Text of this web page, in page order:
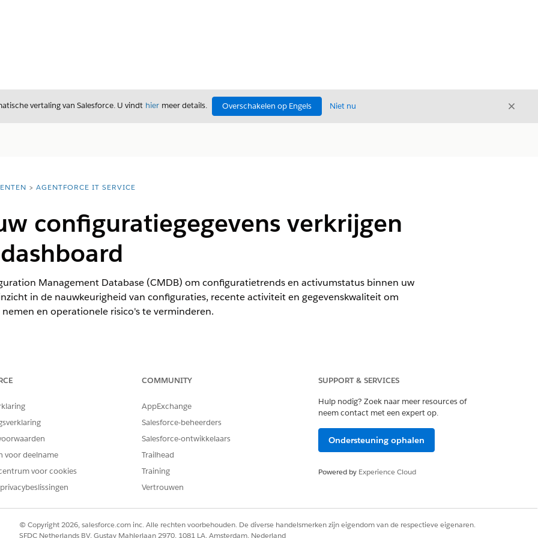
vertaling van Salesforce. U vindt hier meer details. Overschakelen op Engels Niet nu Sluiten
AGENTFORCE IT SERVICE
configuratiegegevens verkrijgen
Management Database (CMDB) om configuratietrends en activumstatus binnen uw
in de nauwkeurigheid van configuraties, recente activiteit en gegevenskwaliteit om
en operationele risico's te verminderen.
Edition met Agentforce IT Service waarvoor CMDB en Service Graph zijn
vanaf de Hoofdpaginavan de app CMDB en Servicegrafiek. Gebruik de volgende
van CMDB-gegevens:
van configuratie-items over categorieën zoals cloudresources, apparaten, componenten en
volledigheid.
markeert CI's die het vaakst zijn gekoppeld aan incidenten in de afgelopen 90 dagen. Detecteer activa
handmatig gemaakte gegevens met automatisch ontdekte. Bewaak de effectiviteit van ontdekkingen in
voor deelname
voor cookies
COMMUNITY
AppExchange
Salesforce-beheerders
Salesforce-ontwikkelaars
Trailhead
Training
Vertrouwen
SUPPORT & SERVICES
Hulp nodig? Zoek naar meer resources of
neem contact met een expert op.
Ondersteuning ophalen
Powered by Experience Cloud
© Copyright 2026, salesforce.com inc. Alle rechten voorbehouden. De diverse handelsmerken zijn eigendom van de respectieve eigenaren.
SFDC Netherlands BV, Gustav Mahlerlaan 2970, 1081 LA, Amsterdam, Nederland